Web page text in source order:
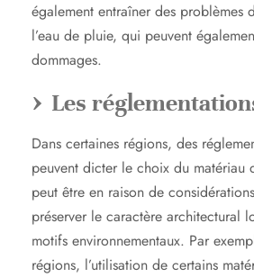
également entraîner des problèmes
l’eau de pluie, qui peuvent
dommages.
Les
Dans certaines régions, des
peuvent dicter le choix du matériau
peut être en raison de
préserver le caractère architectural
motifs environnementaux. Par
régions, l’utilisation de certains